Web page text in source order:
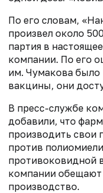
По его словам,
произвел около
партия в
компании. По его
им. Чумакова было
вакцины, они
В пресс-службе
добавили, что
производить свои
против
противоковидной
компании
производство.